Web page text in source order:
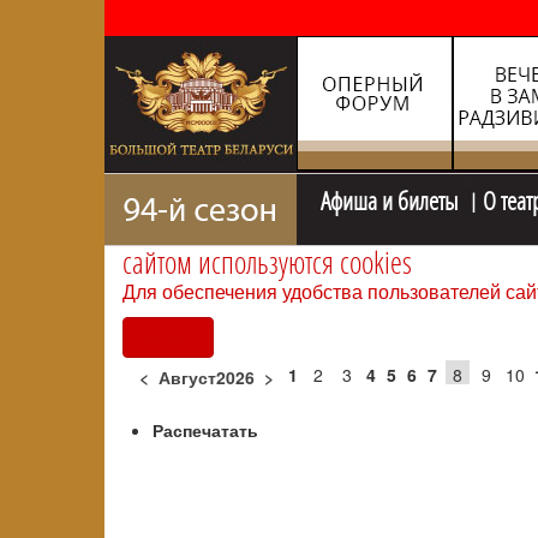
Афиша и билеты О
сайтом используются cookies
Для обеспечения удобства пользователей
< Август2026 > 1 2 3 4 5 6 7 8 9 10
Распечатать